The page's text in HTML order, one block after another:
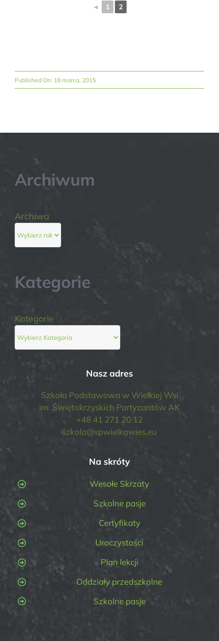
◄ 1 2
Published On: 18 marca, 2015
Archiwum
Archiwa
Kategorie
Kategorie
Nasz adres
Szkoła Podstawowa w Wielkiej Wsi
im. Świętokrzyskich Partyzantów AK
+48 41 271 20 12
szkola@spwielkawies.eu
Na skróty
Wesołe Skrzaty
Szkolne pasje
Certyfikaty
Uroczystości
Plan lekcji
Oddziały przedszkolne
Szkolne pasje